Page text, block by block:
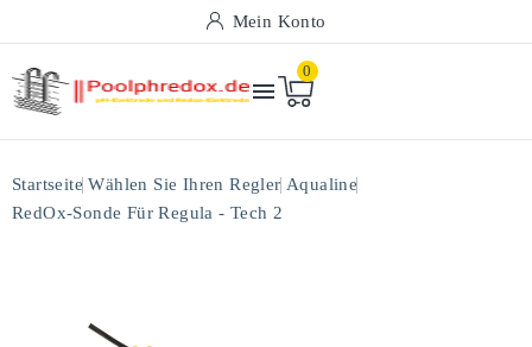
Mein Konto

0
Startseite Wählen Sie Ihren Regler Aqualine
RedOx-Sonde Für Regula - Tech 2